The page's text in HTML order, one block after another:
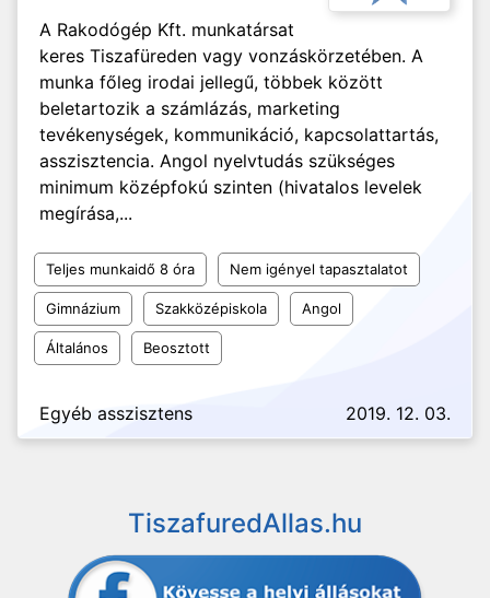
A Rakodógép Kft. munkatársat
keres Tiszafüreden vagy vonzáskörzetében. A
munka főleg irodai jellegű, többek között
beletartozik a számlázás, marketing
tevékenységek, kommunikáció, kapcsolattartás,
asszisztencia. Angol nyelvtudás szükséges
minimum középfokú szinten (hivatalos levelek
megírása,...
Teljes munkaidő 8 óra Nem igényel tapasztalatot
Gimnázium Szakközépiskola Angol
Általános Beosztott
Egyéb asszisztens 2019. 12. 03.
TiszafuredAllas.hu